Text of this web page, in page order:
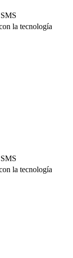
la tecnología
la tecnología